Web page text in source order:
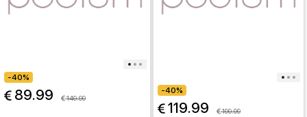
-40%
89.99 149.99
-40%
119.99 199.99